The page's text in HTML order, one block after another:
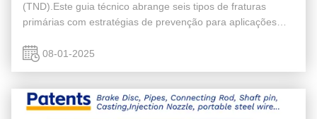
(TND).Este guia técnico abrange seis tipos de fraturas
primárias com estratégias de prevenção para aplicações
A fratura por ...
08-01-2025